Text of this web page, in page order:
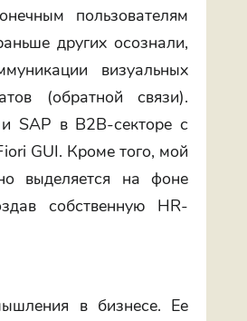
пользователям
других осознали,
визуальных
(обратной связи).
SAP в B2B-секторе с
GUI. Кроме того, мой
выделяется на фоне
собственную HR-
в бизнесе. Ее